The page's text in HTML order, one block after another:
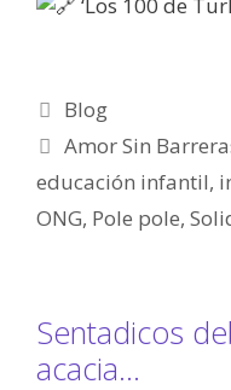
Blog
Amor Sin
educación infantil,
ONG, Pole pole,
Sentadicos
acacia…